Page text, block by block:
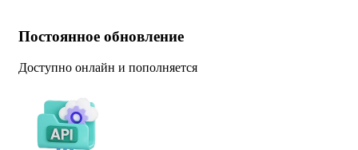
Постоянное обновление
Доступно онлайн и пополняется